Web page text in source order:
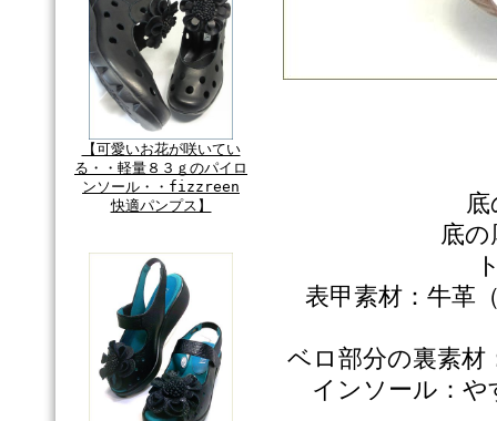
【可愛いお花が咲いてい
る・・軽量８３ｇのパイロ
ンソール・・fizzreen
快適パンプス】
底
表甲素材：牛革
ベロ部分の裏素
インソール：